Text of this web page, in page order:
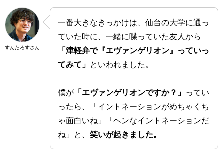
すんたろすさん
一番大きなきっかけは、仙台の大学に通っ
ていた時に、一緒に喋っていた友人から
「津軽弁で『エヴァンゲリオン』っていっ
てみて」 といわれました。
僕が 「エヴァンゲリオンですか？」 ってい
ったら、「イントネーションがめちゃくち
ゃ面白いね」「ヘンなイントネーションだ
ね」と、 笑いが起きました。